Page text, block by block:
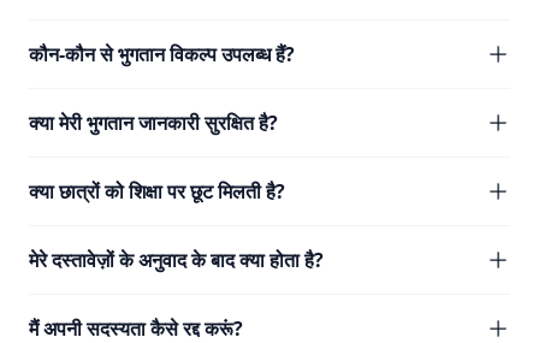
कौन-कौन से भुगतान विकल्प उपलब्ध हैं?
क्या मेरी भुगतान जानकारी सुरक्षित है?
क्या छात्रों को शिक्षा पर छूट मिलती है?
मेरे दस्तावेज़ों के अनुवाद के बाद क्या होता है?
मैं अपनी सदस्यता कैसे रद्द करूं?